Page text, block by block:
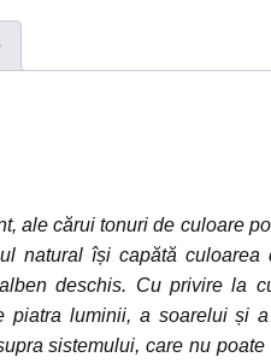
ale cărui tonuri de culoare
natural își capătă culoarea
deschis. Cu privire la
piatra luminii, a soarelui și
sistemului, care nu poate